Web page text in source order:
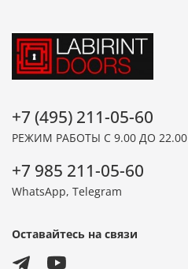
+7 (495) 211-05-60
РЕЖИМ РАБОТЫ С 9.00 ДО 22.00
+7 985 211-05-60
WhatsApp, Telegram
Оставайтесь на связи